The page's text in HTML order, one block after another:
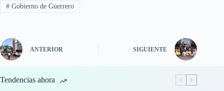
#Gobierno de Guerrero
ANTERIOR SIGUIENTE
Tendencias ahora